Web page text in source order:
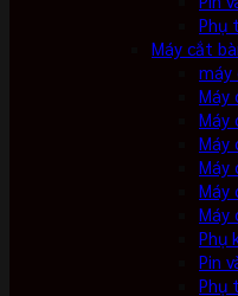
Phụ
Máy cắt
Máy
Máy
Máy
Máy
Máy
Máy
Phụ
Pin
Phụ